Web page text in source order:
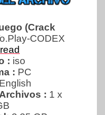
(Crack
CODEX
read
: iso
: PC
English
: 1 x